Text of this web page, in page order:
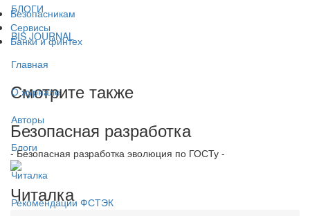
БЛОГИ
BIS JOURNAL
Главная
О журнале
Авторы
Блоги
Читалка
Рекомендации ФСТЭК
Безопасникам
Сервисы
Банки и финтех
Смотрите также
Безопасная разработка
- Безопасная разработка эволюция по ГОСТу -
Читалка